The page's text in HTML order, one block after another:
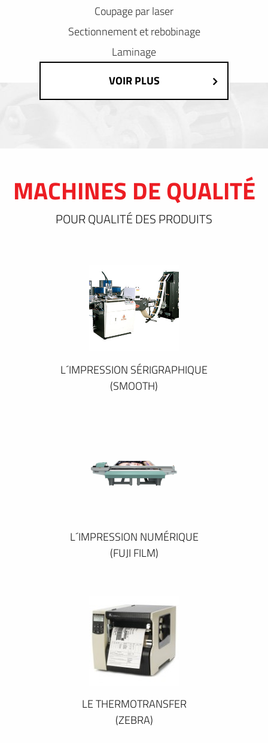
Coupage par laser
Sectionnement et rebobinage
Laminage
VOIR PLUS
MACHINES DE QUALITÉ
POUR QUALITÉ DES PRODUITS
L´IMPRESSION SÉRIGRAPHIQUE
(SMOOTH)
L´IMPRESSION NUMÉRIQUE
(FUJI FILM)
LE THERMOTRANSFER
(ZEBRA)